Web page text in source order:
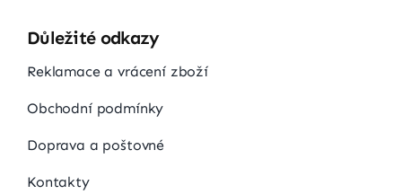
Důležité odkazy
Reklamace a vrácení zboží
Obchodní podmínky
Doprava a poštovné
Kontakty